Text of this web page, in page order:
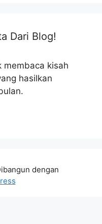
Dari Blog!
membaca kisah
hasilkan
dengan